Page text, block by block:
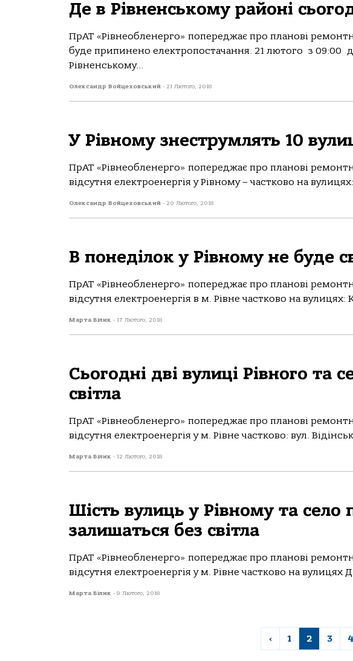
Де в Рівненському районі
ПрАТ «Рівнеобленерго» попереджає про планові
буде припинено електропостачання. 21 лютого з 09:00
Рівненському...
Олександр Войцеховський - 21 Лютого, 2018
У Рівному знеструмлять 10
ПрАТ «Рівнеобленерго» попереджає про планові
відсутня електроенергія у Рівному – частково на
Олександр Войцеховський - 20 Лютого, 2018
В понеділок у Рівному не буде
ПрАТ «Рівнеобленерго» попереджає про планові
відсутня електроенергія в м. Рівне частково на
Марта Білик - 17 Лютого, 2018
Сьогодні дві вулиці Рівного та
світла
ПрАТ «Рівнеобленерго» попереджає про планові
відсутня електроенергія у м. Рівне частково: вул.
Марта Білик - 12 Лютого, 2018
Шість вулиць у Рівному та село
залишаться без світла
ПрАТ «Рівнеобленерго» попереджає про планові
відсутня електроенергія у м. Рівне частково на вулицях
Марта Білик - 9 Лютого, 2018
‹ 1 2 3 4